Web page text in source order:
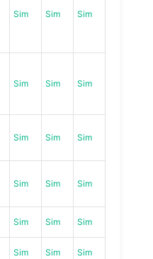
Sim Sim Sim
Sim Sim Sim
Sim Sim Sim
Sim Sim Sim
Sim Sim Sim
Sim Sim Sim